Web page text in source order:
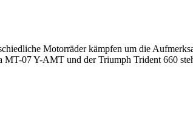
Motorräder kämpfen um die
07 Y-AMT und der Triumph Trident 660